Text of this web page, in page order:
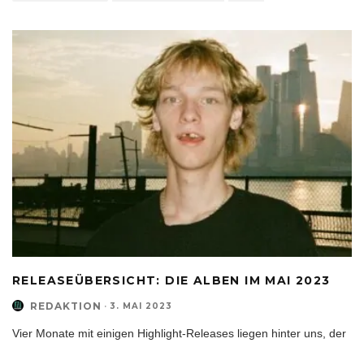
RELEASEÜBERSICHT: DIE ALBEN IM MAI 2023
REDAKTION · 3. MAI 2023
Vier Monate mit einigen Highlight-Releases liegen hinter uns, der